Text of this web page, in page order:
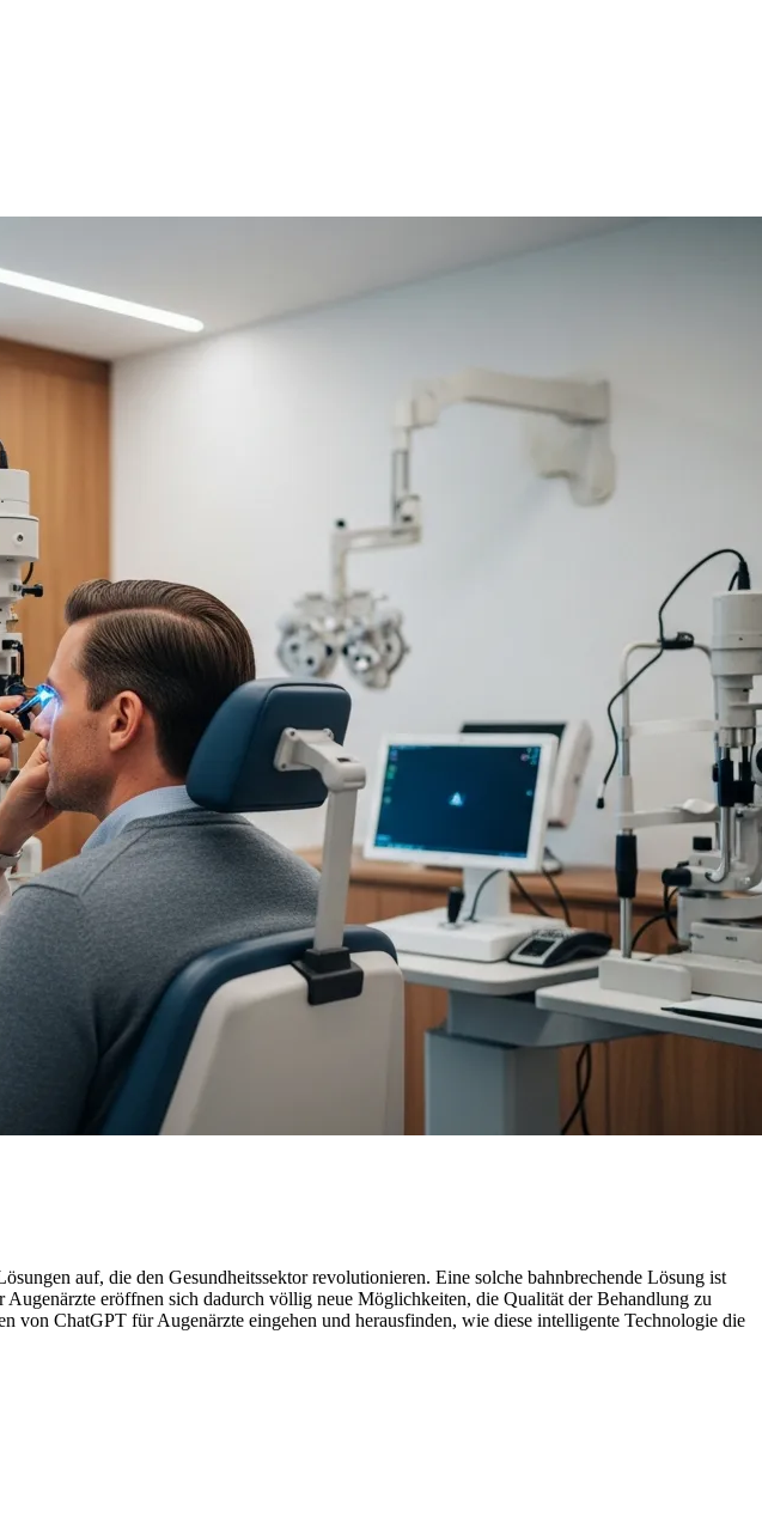
auf, die den Gesundheitssektor revolutionieren. Eine solche bahnbrechende Lösung ist
eröffnen sich dadurch völlig neue Möglichkeiten, die Qualität der Behandlung zu
von ChatGPT für Augenärzte eingehen und herausfinden, wie diese intelligente Technologie die